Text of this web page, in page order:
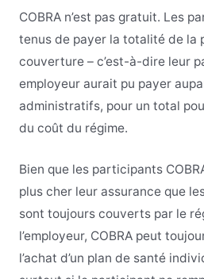
COBRA n’est pas gratuit. Les
tenus de payer la totalité de la
couverture – c’est-à-dire leur
employeur aurait pu payer
administratifs, pour un total
du coût du régime.
Bien que les participants
plus cher leur assurance que
sont toujours couverts par le
l’employeur, COBRA peut
l’achat d’un plan de santé